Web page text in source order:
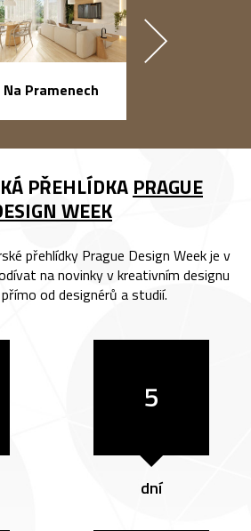
Na Pramenech
PŘEHLÍDKA PRAGUE
WEEK
přehlídky Prague Design Week je v
na novinky v kreativním designu
od designérů a studií.
5
dní